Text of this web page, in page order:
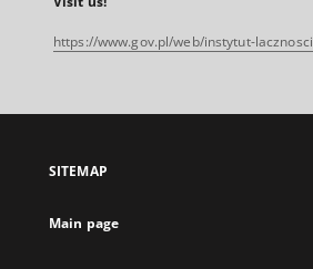
https://www.gov.pl/web/instytut-lacznosci
SITEMAP
Main page